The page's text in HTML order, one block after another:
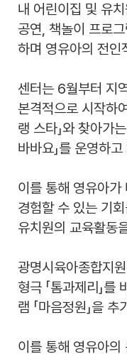
내 어린이집 및 유
공연, 책놀이 프로
하며 영유아의 전인
센터는 6월부터 지
본격적으로 시작하
랭 스타」와 찾아가
바바요」를 운영하
이를 통해 영유아
경험할 수 있는 기
유치원의 교육활동
광명시육아종합지
형극 「톰과제리」
램 「마음정원」을
이를 통해 영유아의